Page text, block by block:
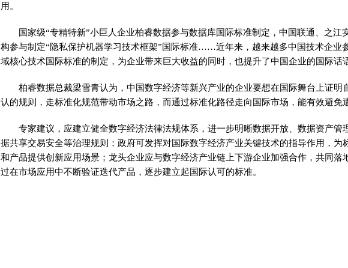
用。
国家级“专精特新”小巨人企业柏睿数据参与数据库国际标准制定，中国联通、之江
构参与制定“隐私保护机器学习技术框架”国际标准……近年来，越来越多中国技术企业
域核心技术国际标准的制定，为企业带来巨大收益的同时，也提升了中国企业的国际话
柏睿数据总裁梁雪青认为，中国数字经济等新兴产业的企业要想在国际舞台上证明
认的规则，走标准化规范带动市场之路，而通过标准化路径走向国际市场，能有效避免
专家建议，应建立健全数字经济法律法规体系，进一步明晰数据开放、数据资产管
据共享交易安全等治理规则；政府可发挥对国际数字经济产业关键技术的指导作用，为
和产品提供创新应用场景；龙头企业应与数字经济产业链上下游企业加强合作，共同落
过在市场应用中不断验证迭代产品，逐步建立起国际认可的标准。